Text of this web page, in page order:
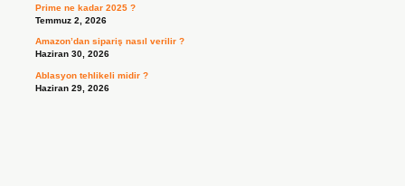
Prime ne kadar 2025 ?
Temmuz 2, 2026
Amazon’dan sipariş nasıl verilir ?
Haziran 30, 2026
Ablasyon tehlikeli midir ?
Haziran 29, 2026